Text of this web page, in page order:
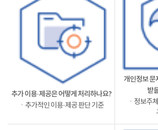
추가 이용·제공은 어떻게 처리하나요?
ㆍ추가적인 이용·제공 판단 기준
개인정보 문
받
ㆍ정보주